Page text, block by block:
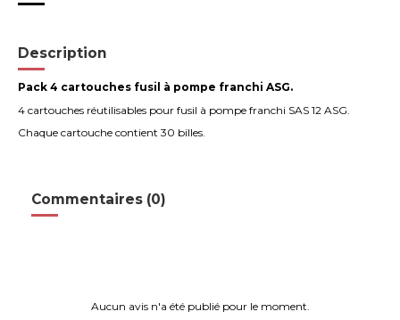
Description
Pack 4 cartouches fusil à pompe franchi ASG.
4 cartouches réutilisables pour fusil à pompe franchi SAS 12 ASG.
Chaque cartouche contient 30 billes.
Commentaires (0)
Aucun avis n'a été publié pour le moment.